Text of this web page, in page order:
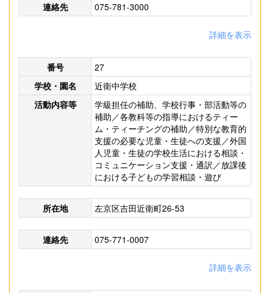
連絡先 075-781-3000
詳細を表示
番号
27
学校・園名
近衛中学校
活動内容等
学級担任の補助、学校行事・部活動等の
補助／各教科等の指導におけるティー
ム・ティーチングの補助／特別な教育的
支援の必要な児童・生徒への支援／外国
人児童・生徒の学校生活における相談・
コミュニケーション支援・通訳／放課後
における子どもの学習相談・遊び
所在地 左京区吉田近衛町26-53
連絡先 075-771-0007
詳細を表示